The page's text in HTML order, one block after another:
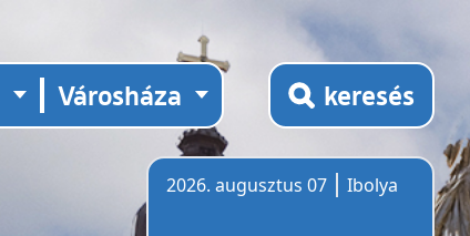
Városháza keresés
2026. augusztus 07
Ibolya